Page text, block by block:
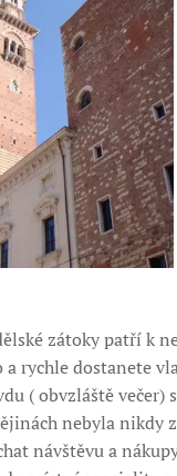
zátoky patří k
a rychle dostanete
( obvzláště večer)
nebyla nikdy
návštěvu a